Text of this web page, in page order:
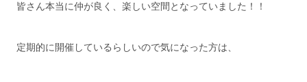
皆さん本当に仲が良く、楽しい空間となっていました！！
定期的に開催しているらしいので気になった方は、